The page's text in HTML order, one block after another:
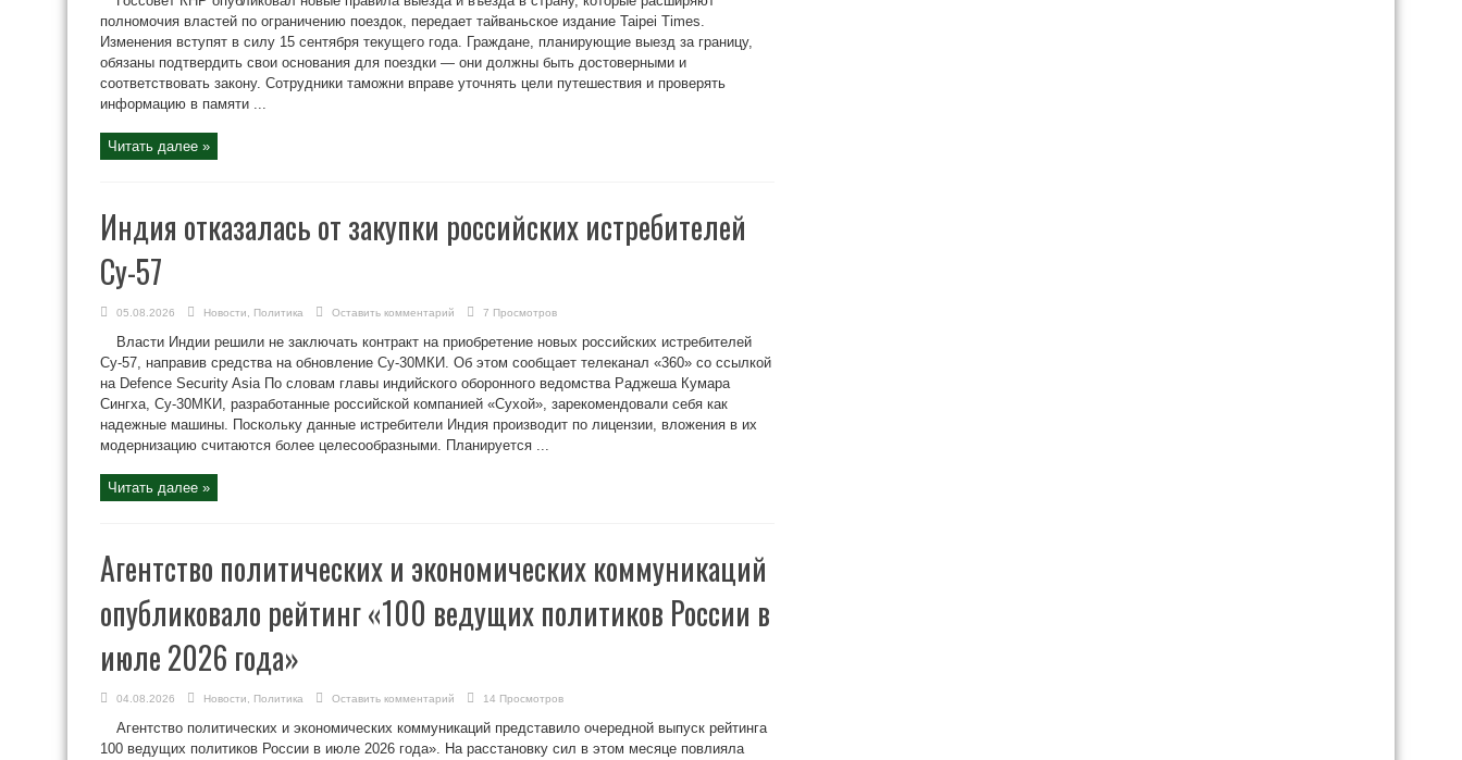
полномочия властей по ограничению поездок, передает тайваньское издание Taipei Times.
Изменения вступят в силу 15 сентября текущего года. Граждане, планирующие выезд за границу,
обязаны подтвердить свои основания для поездки — они должны быть достоверными и
соответствовать закону. Сотрудники таможни вправе уточнять цели путешествия и проверять
информацию в памяти ...
Читать далее »
Индия отказалась от закупки российских истребителей
Су-57
05.08.2026 Новости Политика Оставить комментарий 7 Просмотров
Власти Индии решили не заключать контракт на приобретение новых российских истребителей
Су-57, направив средства на обновление Су-30МКИ. Об этом сообщает телеканал «360» со ссылкой
на Defence Security Asia По словам главы индийского оборонного ведомства Раджеша Кумара
Сингха, Су-30МКИ, разработанные российской компанией «Сухой», зарекомендовали себя как
надежные машины. Поскольку данные истребители Индия производит по лицензии, вложения в их
модернизацию считаются более целесообразными. Планируется ...
Читать далее »
Агентство политических и экономических коммуникаций
опубликовало рейтинг «100 ведущих политиков России в
июле 2026 года»
04.08.2026 Новости Политика Оставить комментарий 14 Просмотров
Агентство политических и экономических коммуникаций представило очередной выпуск рейтинга
100 ведущих политиков России в июле 2026 года». На расстановку сил в этом месяце повлияла